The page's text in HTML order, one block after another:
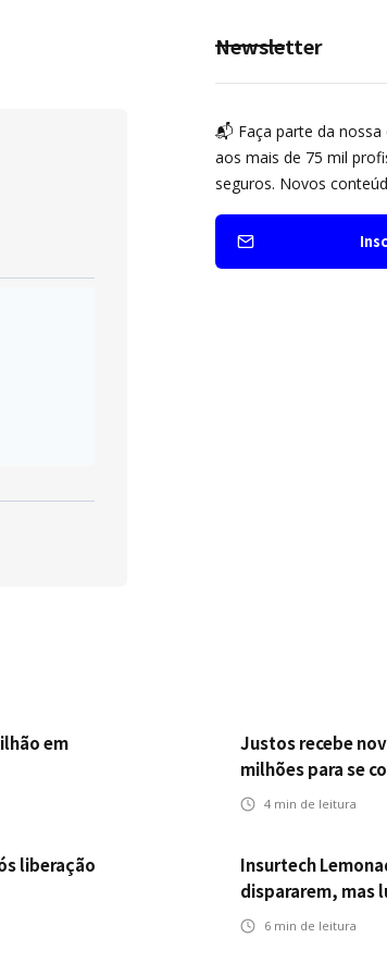
Newsletter
📬 Faça parte da
aos mais de 75 mil
seguros. Novos
em
Justos recebe
milhões para se
primeira
4 min de leitura
liberação
Insurtech
dispararem, mas
6 min de leitura